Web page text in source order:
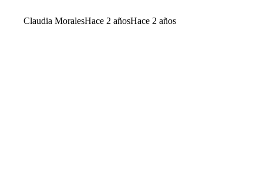
Claudia MoralesHace 2 añosHace 2 años